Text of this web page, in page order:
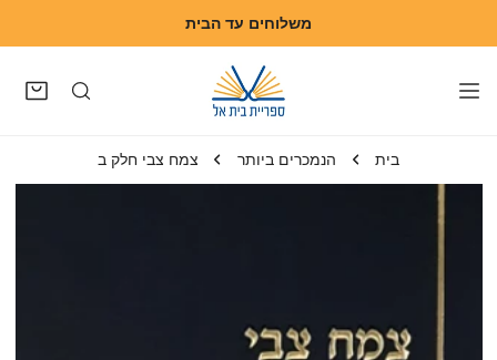
משלוחים עד הבית
בית הנמכרים ביותר צמח צבי חלק ב